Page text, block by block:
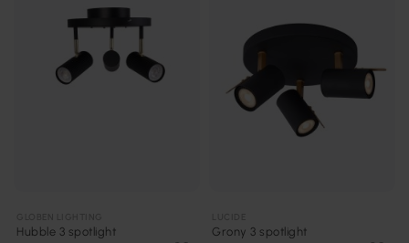
Hubble 3 spotlight Grony 3 spotlight